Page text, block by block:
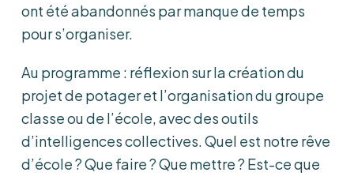
ont été abandonnés par manque de temps
pour s’organiser.
Au programme : réflexion sur la création du
projet de potager et l’organisation du groupe
classe ou de l’école, avec des outils
d’intelligences collectives. Quel est notre rêve
d’école ? Que faire ? Que mettre ? Est-ce que